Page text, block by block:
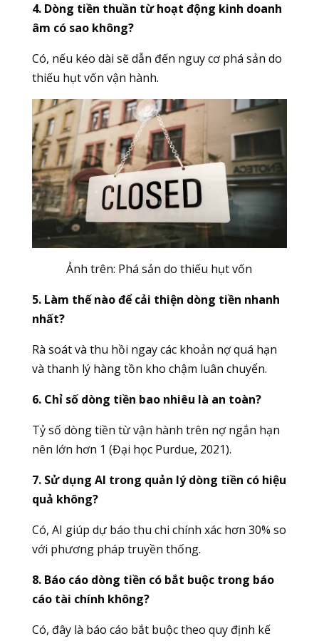
4. Dòng tiền thuần từ hoạt động kinh doanh
âm có sao không?
Có, nếu kéo dài sẽ dẫn đến nguy cơ phá sản do
thiếu hụt vốn vận hành.
Ảnh trên: Phá sản do thiếu hụt vốn
5. Làm thế nào để cải thiện dòng tiền nhanh
nhất?
Rà soát và thu hồi ngay các khoản nợ quá hạn
và thanh lý hàng tồn kho chậm luân chuyển.
6. Chỉ số dòng tiền bao nhiêu là an toàn?
Tỷ số dòng tiền từ vận hành trên nợ ngắn hạn
nên lớn hơn 1 (Đại học Purdue, 2021).
7. Sử dụng AI trong quản lý dòng tiền có hiệu
quả không?
Có, AI giúp dự báo thu chi chính xác hơn 30% so
với phương pháp truyền thống.
8. Báo cáo dòng tiền có bắt buộc trong báo
cáo tài chính không?
Có, đây là báo cáo bắt buộc theo quy định kế